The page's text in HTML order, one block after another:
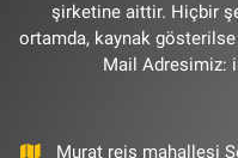
şirketine aittir. Hiçbir
ortamda, kaynak gösterilse
Mail Adresimiz:
Murat reis mahallesi